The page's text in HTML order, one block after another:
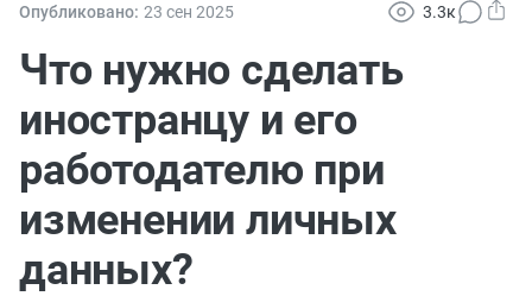
Опубликовано: 23 сен 2025 3.3к
Что нужно сделать
иностранцу и его
работодателю при
изменении личных
данных?